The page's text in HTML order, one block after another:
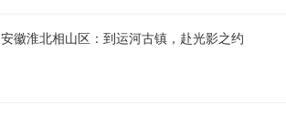
安徽淮北相山区：到运河古镇，赴光影之约